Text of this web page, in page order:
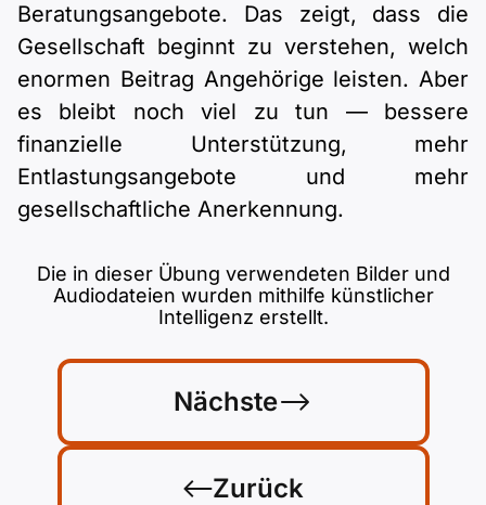
Beratungsangebote. Das zeigt, dass die
Gesellschaft beginnt zu verstehen, welch
enormen Beitrag Angehörige leisten. Aber
es bleibt noch viel zu tun — bessere
finanzielle Unterstützung, mehr
Entlastungsangebote und mehr
gesellschaftliche Anerkennung.
Zurück
Nächste
Die in dieser Übung verwendeten Bilder und
Audiodateien wurden mithilfe künstlicher
Intelligenz erstellt.